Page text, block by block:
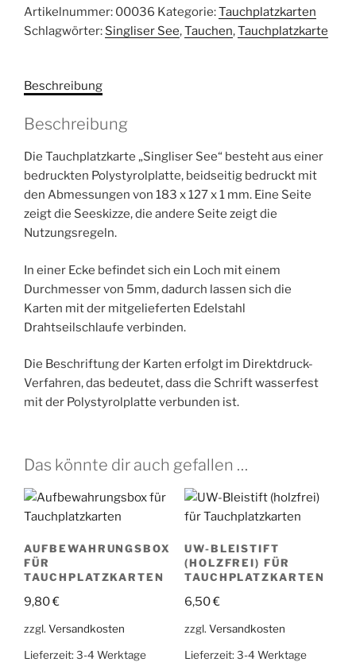
Artikelnummer: 00036 Kategorie:Tauchplatzkarten
Schlagwörter: Singliser See,Tauchen,Tauchplatzkarte
Beschreibung
Beschreibung
Die Tauchplatzkarte „Singliser See“ besteht aus einer
bedruckten Polystyrolplatte, beidseitig bedruckt mit
den Abmessungen von 183 x 127 x 1 mm. Eine Seite
zeigt die Seeskizze, die andere Seite zeigt die
Nutzungsregeln.
In einer Ecke befindet sich ein Loch mit einem
Durchmesser von 5mm, dadurch lassen sich die
Karten mit der mitgelieferten Edelstahl
Drahtseilschlaufe verbinden.
Die Beschriftung der Karten erfolgt im Direktdruck-
Verfahren, das bedeutet, dass die Schrift wasserfest
mit der Polystyrolplatte verbunden ist.
Das könnte dir auch gefallen …
AUFBEWAHRUNGSBOX
FÜR
TAUCHPLATZKARTEN
9,80€
zzgl. Versandkosten
Lieferzeit: 3-4 Werktage
UW-BLEISTIFT
(HOLZFREI) FÜR
TAUCHPLATZKARTEN
6,50€
zzgl. Versandkosten
Lieferzeit: 3-4 Werktage